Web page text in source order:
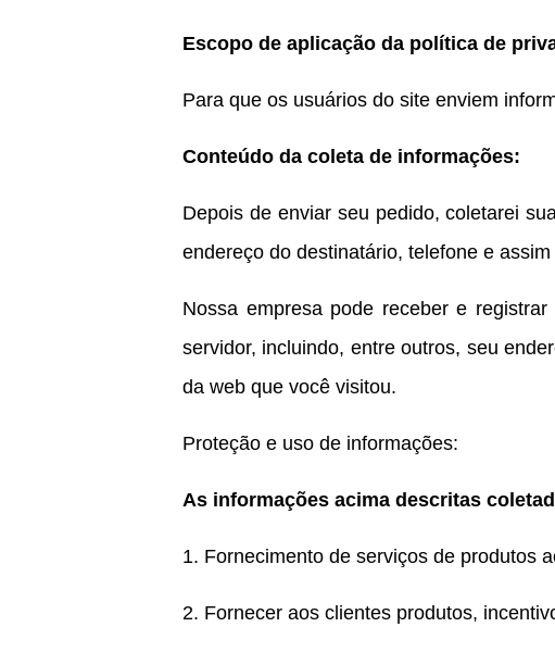
Escopo de aplicação da política de
Para que os usuários do site enviem
Conteúdo da coleta de informações:
Depois de enviar seu pedido, coletarei
endereço do destinatário, telefone e
Nossa empresa pode receber e
servidor, incluindo, entre outros, seu
da web que você visitou.
Proteção e uso de informações:
As informações acima descritas
1. Fornecimento de serviços de produtos
2. Fornecer aos clientes produtos,